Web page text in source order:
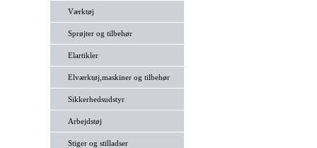
Værktøj
Sprøjter og tilbehør
Elartikler
Elværktøj,maskiner og tilbehør
Sikkerhedsudstyr
Arbejdstøj
Stiger og stilladser